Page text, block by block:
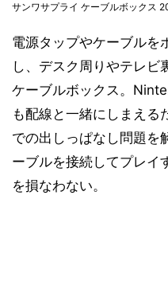
サンワサプライ ケーブルボックス
電源タップやケーブルを
し、デスク周りやテレビ
ケーブルボックス。
も配線と一緒にしまえる
での出しっぱなし問題を
ーブルを接続してプレイ
を損なわない。